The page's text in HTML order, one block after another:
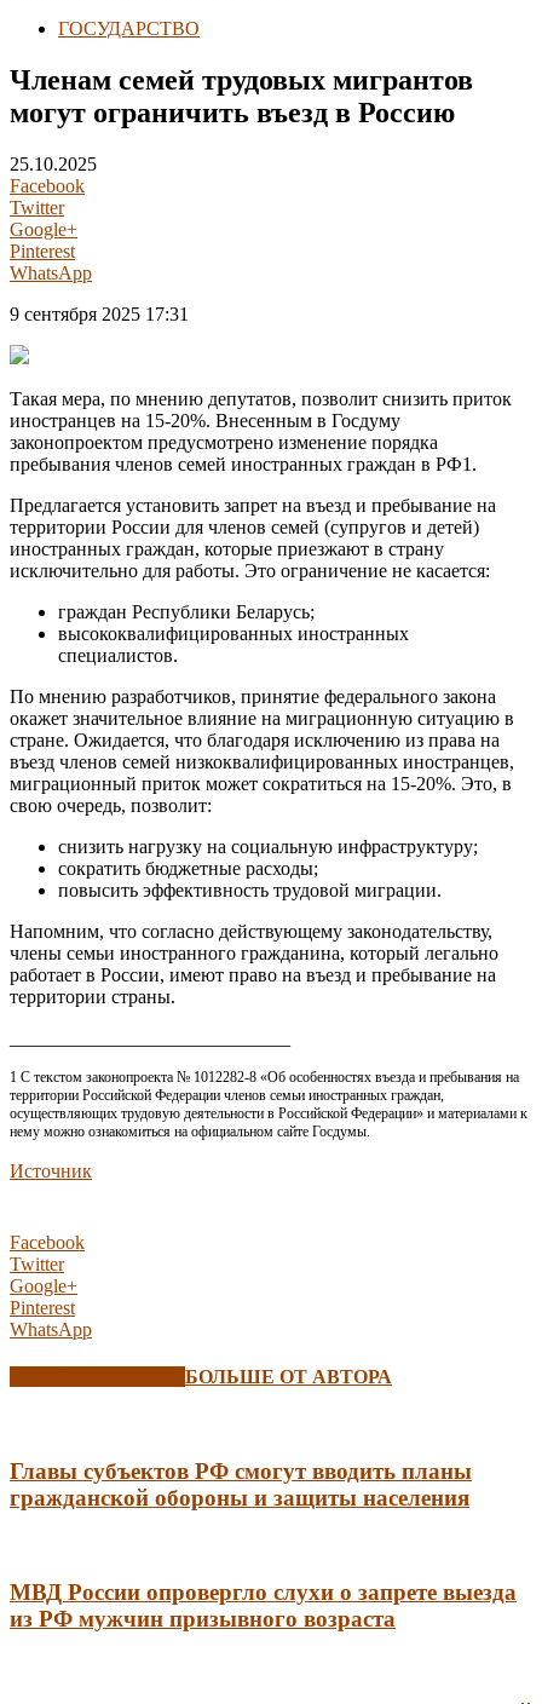
ГОСУДАРСТВО
Членам семей трудовых мигрантов
могут ограничить въезд в Россию
25.10.2025
Facebook
Twitter
Google+
Pinterest
WhatsApp
9 сентября 2025 17:31
Такая мера, по мнению депутатов, позволит снизить приток
иностранцев на 15-20%. Внесенным в Госдуму
законопроектом предусмотрено изменение порядка
пребывания членов семей иностранных граждан в РФ1.
Предлагается установить запрет на въезд и пребывание на
территории России для членов семей (супругов и детей)
иностранных граждан, которые приезжают в страну
исключительно для работы. Это ограничение не касается:
граждан Республики Беларусь;
высококвалифицированных иностранных
специалистов.
По мнению разработчиков, принятие федерального закона
окажет значительное влияние на миграционную ситуацию в
стране. Ожидается, что благодаря исключению из права на
въезд членов семей низкоквалифицированных иностранцев,
миграционный приток может сократиться на 15-20%. Это, в
свою очередь, позволит:
снизить нагрузку на социальную инфраструктуру;
сократить бюджетные расходы;
повысить эффективность трудовой миграции.
Напомним, что согласно действующему законодательству,
члены семьи иностранного гражданина, который легально
работает в России, имеют право на въезд и пребывание на
территории страны.
1 С текстом законопроекта № 1012282-8 «Об особенностях въезда и пребывания на
территории Российской Федерации членов семьи иностранных граждан,
осуществляющих трудовую деятельности в Российской Федерации» и материалами к
нему можно ознакомиться на официальном сайте Госдумы.
Источник
Facebook
Twitter
Google+
Pinterest
WhatsApp
БОЛЬШЕ ОТ АВТОРА
Главы субъектов РФ смогут вводить планы
гражданской обороны и защиты населения
МВД России опровергло слухи о запрете выезда
из РФ мужчин призывного возраста